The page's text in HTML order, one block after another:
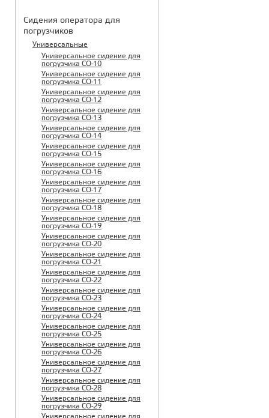
Сидения оператора для
погрузчиков
Универсальные
Универсальное сидение для
погрузчика CO-10
Универсальное сидение для
погрузчика CO-11
Универсальное сидение для
погрузчика CO-12
Универсальное сидение для
погрузчика CO-13
Универсальное сидение для
погрузчика CO-14
Универсальное сидение для
погрузчика CO-15
Универсальное сидение для
погрузчика CO-16
Универсальное сидение для
погрузчика CO-17
Универсальное сидение для
погрузчика CO-18
Универсальное сидение для
погрузчика CO-19
Универсальное сидение для
погрузчика CO-20
Универсальное сидение для
погрузчика CO-21
Универсальное сидение для
погрузчика CO-22
Универсальное сидение для
погрузчика CO-23
Универсальное сидение для
погрузчика CO-24
Универсальное сидение для
погрузчика CO-25
Универсальное сидение для
погрузчика CO-26
Универсальное сидение для
погрузчика CO-27
Универсальное сидение для
погрузчика CO-28
Универсальное сидение для
погрузчика CO-29